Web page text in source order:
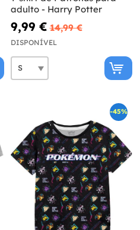
adulto - Harry Potter
9,99 € 14,99 €
DISPONÍVEL
-45%